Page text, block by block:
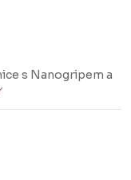
s Nanogripem a